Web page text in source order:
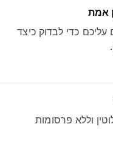
כדי לבדוק כיצד
וללא פרסומות